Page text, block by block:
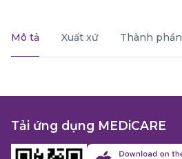
Mô tả Xuất xứ Thành phần
Tải ứng dụng MEDiCARE